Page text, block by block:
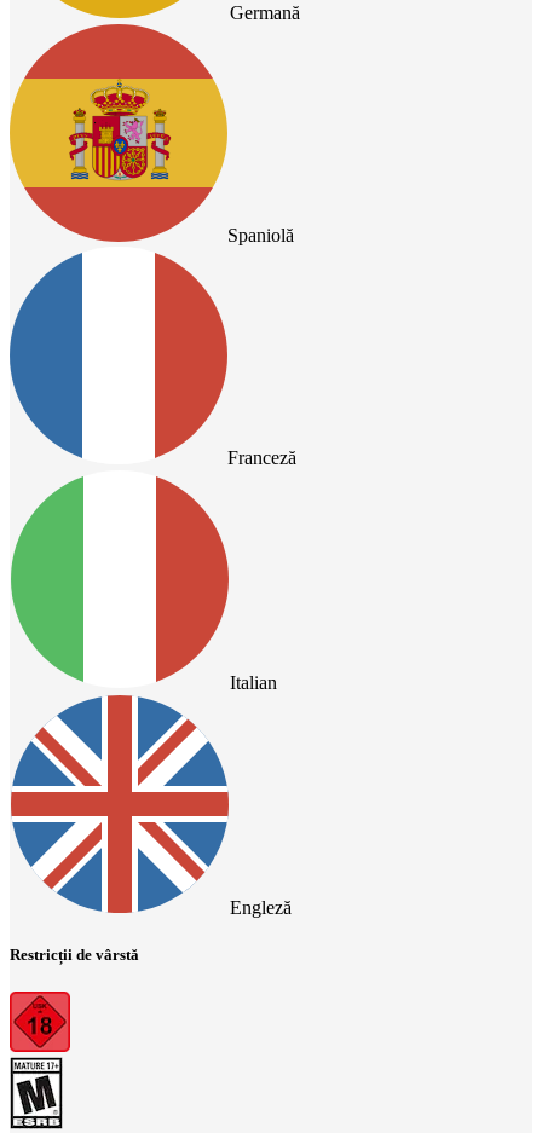
Germană
Spaniolă
Franceză
Italian
Engleză
Restricții de vârstă